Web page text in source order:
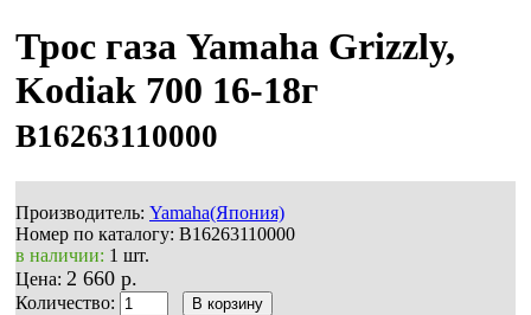
Трос газа Yamaha Grizzly,
Kodiak 700 16-18г
B16263110000
Производитель: Yamaha(Япония)
Номер по каталогу: B16263110000
в наличии: 1 шт.
Цена: 2 660 р.
Количество: